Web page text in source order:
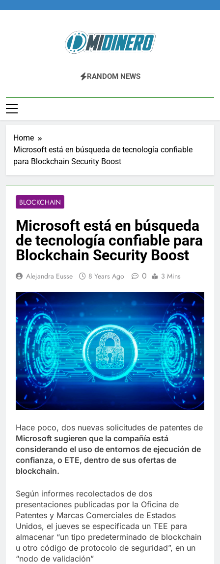
Midinero.co
Fintech, Criptomonedas
RANDOM NEWS
Home
Microsoft está en búsqueda de tecnología confiable
para Blockchain Security Boost
BLOCKCHAIN
Microsoft está en búsqueda
de tecnología confiable para
Blockchain Security Boost
Alejandra Eusse 8 Years Ago 0 3 Mins
Hace poco, dos nuevas solicitudes de patentes de
Microsoft sugieren que la compañía está
considerando el uso de entornos de ejecución de
confianza, o ETE, dentro de sus ofertas de
blockchain.
Según informes recolectados de dos
presentaciones publicadas por la Oficina de
Patentes y Marcas Comerciales de Estados
Unidos, el jueves se especificada un TEE para
almacenar “un tipo predeterminado de blockchain
u otro código de protocolo de seguridad”, en un
“nodo de validación”